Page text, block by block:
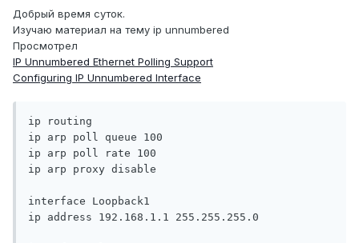
Добрый время суток.
Изучаю материал на тему ip unnumbered
Просмотрел
IP Unnumbered Ethernet Polling Support
Configuring IP Unnumbered Interface
ip routing
ip arp poll queue 100
ip arp poll rate 100
ip arp proxy disable
interface Loopback1
ip address 192.168.1.1 255.255.255.0